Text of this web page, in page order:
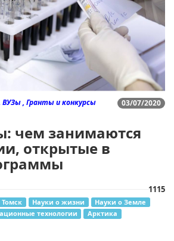
03/07/2020
, Гранты и конкурсы
чем занимаются
открытые в
1115
Томск Науки о жизни
Науки о Земле
технологии
Арктика